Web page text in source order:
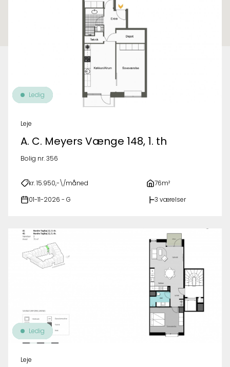
Ledig
Leje
A. C. Meyers Vænge 148, 1. th
Bolig nr. 356
kr. 15.950,-\/måned 76m²
01-11-2026 - G 3 værelser
Ledig
Leje